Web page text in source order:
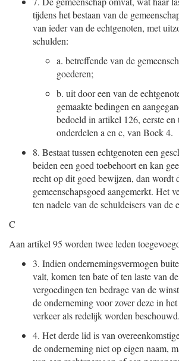
tijdens het bestaan van de
van ieder van de echtgenoten, met
schulden:
a. betreffende van de
goederen;
b. uit door een van de
gemaakte bedingen en
bedoeld in artikel 126, eerste en
onderdelen a en c, van Boek 4.
8. Bestaat tussen echtgenoten een
beiden een goed toebehoort en kan
recht op dit goed bewijzen, dan wordt
gemeenschapsgoed aangemerkt. Het
ten nadele van de schuldeisers van de
C
Aan artikel 95 worden twee leden
3. Indien ondernemingsvermogen
valt, komen ten bate of ten laste van
vergoedingen ten bedrage van de
de onderneming voor zover deze in
verkeer als redelijk worden beschouwd.
4. Het derde lid is van
de onderneming niet op eigen naam,